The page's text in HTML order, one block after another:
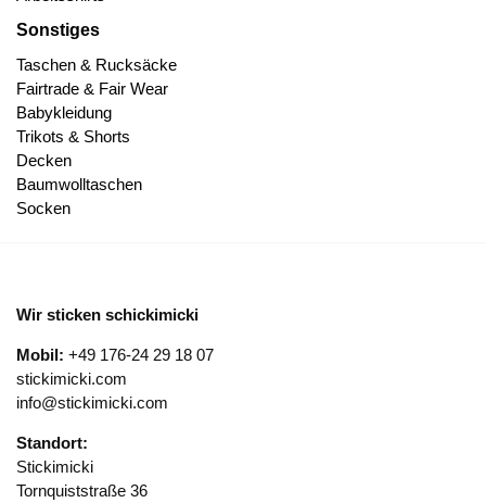
Sonstiges
Taschen & Rucksäcke
Fairtrade & Fair Wear
Babykleidung
Trikots & Shorts
Decken
Baumwolltaschen
Socken
Wir sticken schickimicki
Mobil: +49 176-24 29 18 07
stickimicki.com
info@stickimicki.com
Standort:
Stickimicki
Tornquiststraße 36